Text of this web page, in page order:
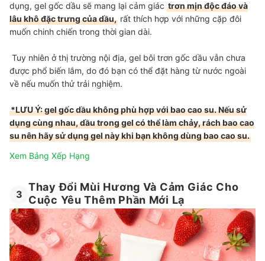
dụng, gel gốc dầu sẽ mang lại cảm giác trơn mịn độc đáo và
lâu khô đặc trưng của dầu, rất thích hợp với những cặp đôi
muốn chinh chiến trong thời gian dài.
Tuy nhiên ở thị trường nội địa, gel bôi trơn gốc dầu vẫn chưa
được phổ biến lắm, do đó bạn có thể đặt hàng từ nước ngoài
về nếu muốn thử trải nghiệm.
*LƯU Ý: gel gốc dầu không phù hợp với bao cao su. Nếu sử
dụng cùng nhau, dầu trong gel có thể làm chảy, rách bao cao
su nên hãy sử dụng gel này khi bạn không dùng bao cao su.
Xem Bảng Xếp Hạng
3
Thay Đổi Mùi Hương Và Cảm Giác Cho
Cuộc Yêu Thêm Phần Mới Lạ